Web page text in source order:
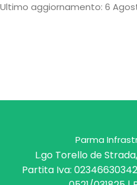
Ultimo aggiornamento: 6
Parma
L.go Torello de
Partita Iva: